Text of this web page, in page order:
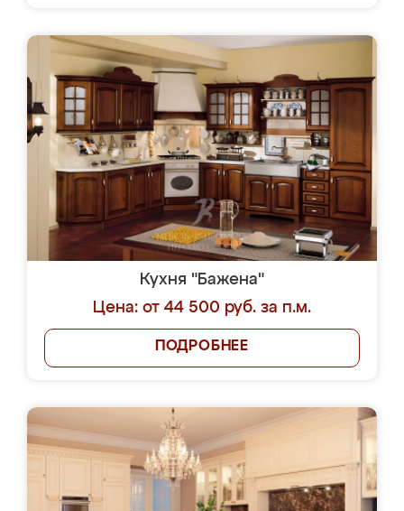
Кухня "Бажена"
Цена: от 44 500 руб. за п.м.
ПОДРОБНЕЕ